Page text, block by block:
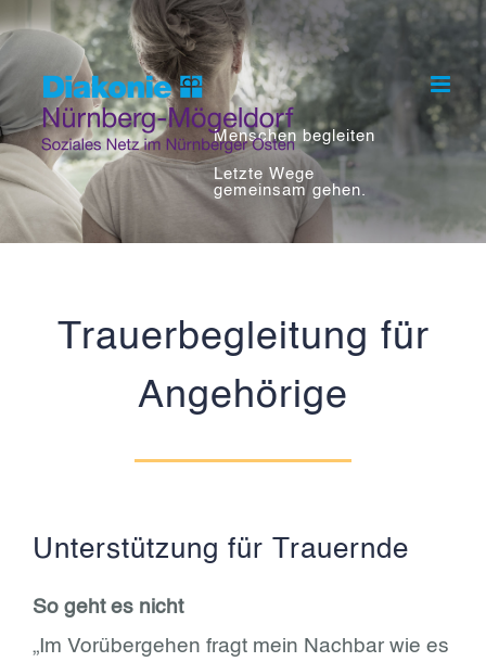
Skip
content
Menschen begleiten
Letzte Wege
gemeinsam gehen.
Trauerbegleitung für
Angehörige
Unterstützung für Trauernde
So geht es nicht
„Im Vorübergehen fragt mein Nachbar wie es